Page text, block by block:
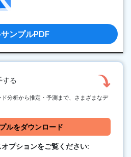
ンプルPDF
る
分析から推定・予測まで、さまざまなデ
ルをダウンロード
プションをご覧ください: